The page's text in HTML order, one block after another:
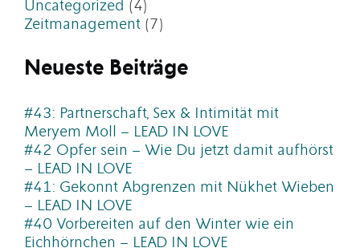
Uncategorized (4)
Zeitmanagement (7)
Neueste Beiträge
#43: Partnerschaft, Sex & Intimität mit
Meryem Moll – LEAD IN LOVE
#42 Opfer sein – Wie Du jetzt damit aufhörst
– LEAD IN LOVE
#41: Gekonnt Abgrenzen mit Nükhet Wieben
– LEAD IN LOVE
#40 Vorbereiten auf den Winter wie ein
Eichhörnchen – LEAD IN LOVE